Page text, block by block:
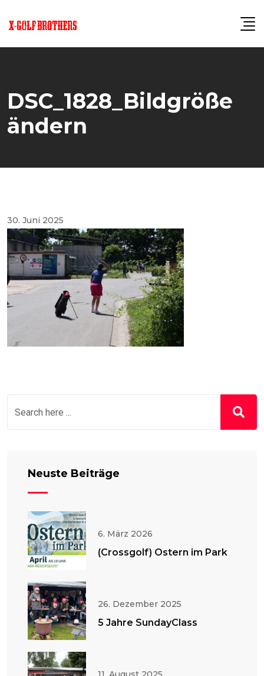
DSC_1828_Bildgröße
ändern
30. Juni 2025
Neuste Beiträge
6. März 2026
(Crossgolf) Ostern im Park
26. Dezember 2025
5 Jahre SundayClass